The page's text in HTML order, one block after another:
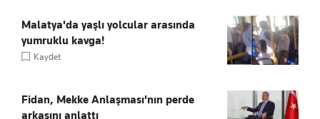
Malatya'da yaşlı yolcular arasında
yumruklu kavga!
Kaydet
Fidan, Mekke Anlaşması'nın perde
arkasını anlattı